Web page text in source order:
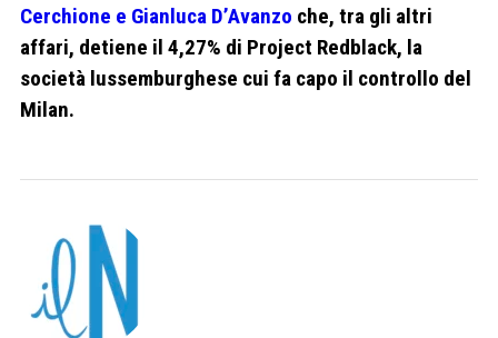
Cerchione e Gianluca D’Avanzo che, tra gli altri
affari, detiene il 4,27% di Project Redblack, la
società lussemburghese cui fa capo il controllo del
Milan.